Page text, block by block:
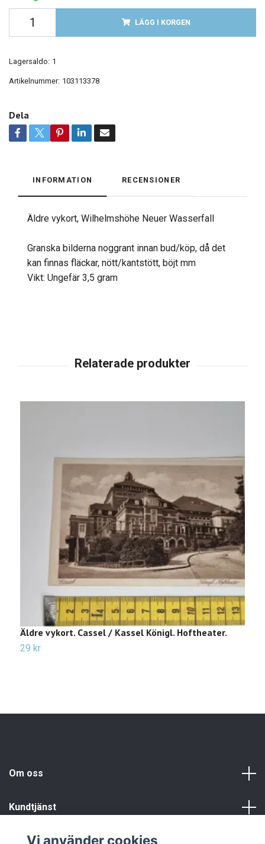
LÄGG I KORGEN
Lagersaldo: 1
Artikelnummer: 103113378
Dela
INFORMATION RECENSIONER
Äldre vykort, Wilhelmshöhe Neuer Wasserfall
Granska bilderna noggrant innan bud/köp, då det
kan finnas fläckar, nött/kantstött, böjt mm
Vikt: Ungefär 3,5 gram
Äldre vykort. Cassel / Kassel Königl. Hoftheater.
29 kr
Om oss
Kundtjänst
Vi använder cookies